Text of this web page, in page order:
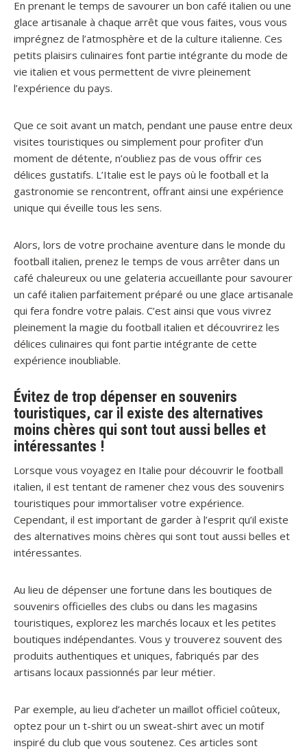
En prenant le temps de savourer un bon café italien ou une
glace artisanale à chaque arrêt que vous faites, vous vous
imprégnez de l’atmosphère et de la culture italienne. Ces
petits plaisirs culinaires font partie intégrante du mode de
vie italien et vous permettent de vivre pleinement
l’expérience du pays.
Que ce soit avant un match, pendant une pause entre deux
visites touristiques ou simplement pour profiter d’un
moment de détente, n’oubliez pas de vous offrir ces
délices gustatifs. L’Italie est le pays où le football et la
gastronomie se rencontrent, offrant ainsi une expérience
unique qui éveille tous les sens.
Alors, lors de votre prochaine aventure dans le monde du
football italien, prenez le temps de vous arrêter dans un
café chaleureux ou une gelateria accueillante pour savourer
un café italien parfaitement préparé ou une glace artisanale
qui fera fondre votre palais. C’est ainsi que vous vivrez
pleinement la magie du football italien et découvrirez les
délices culinaires qui font partie intégrante de cette
expérience inoubliable.
Évitez de trop dépenser en souvenirs
touristiques, car il existe des alternatives
moins chères qui sont tout aussi belles et
intéressantes !
Lorsque vous voyagez en Italie pour découvrir le football
italien, il est tentant de ramener chez vous des souvenirs
touristiques pour immortaliser votre expérience.
Cependant, il est important de garder à l’esprit qu’il existe
des alternatives moins chères qui sont tout aussi belles et
intéressantes.
Au lieu de dépenser une fortune dans les boutiques de
souvenirs officielles des clubs ou dans les magasins
touristiques, explorez les marchés locaux et les petites
boutiques indépendantes. Vous y trouverez souvent des
produits authentiques et uniques, fabriqués par des
artisans locaux passionnés par leur métier.
Par exemple, au lieu d’acheter un maillot officiel coûteux,
optez pour un t-shirt ou un sweat-shirt avec un motif
inspiré du club que vous soutenez. Ces articles sont